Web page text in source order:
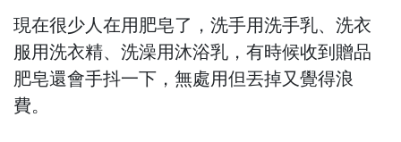
現在很少人在用肥皂了，洗手用洗手乳、洗衣
服用洗衣精、洗澡用沐浴乳，有時候收到贈品
肥皂還會手抖一下，無處用但丟掉又覺得浪
費。